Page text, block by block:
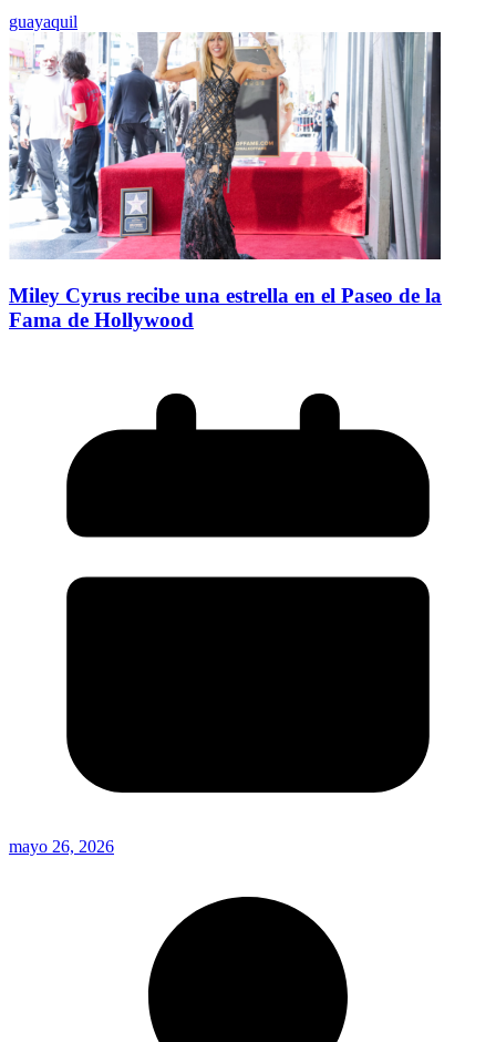
guayaquil
Miley Cyrus recibe una estrella en el Paseo de la
Fama de Hollywood
mayo 26, 2026